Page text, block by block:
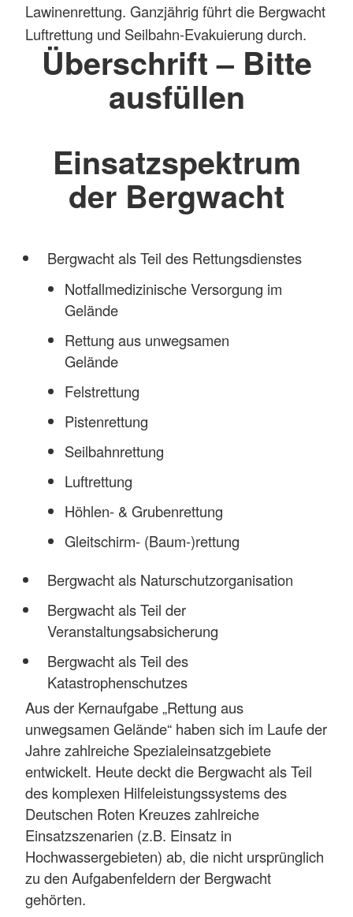
Lawinenrettung. Ganzjährig führt die Bergwacht
Luftrettung und Seilbahn-Evakuierung durch.
Überschrift – Bitte
ausfüllen
Einsatzspektrum
der Bergwacht
Bergwacht als Teil des Rettungsdienstes
Notfallmedizinische Versorgung im
Gelände
Rettung aus unwegsamen
Gelände
Felstrettung
Pistenrettung
Seilbahnrettung
Luftrettung
Höhlen- & Grubenrettung
Gleitschirm- (Baum-)rettung
Bergwacht als Naturschutzorganisation
Bergwacht als Teil der
Veranstaltungsabsicherung
Bergwacht als Teil des
Katastrophenschutzes
Aus der Kernaufgabe „Rettung aus
unwegsamen Gelände“ haben sich im Laufe der
Jahre zahlreiche Spezialeinsatzgebiete
entwickelt. Heute deckt die Bergwacht als Teil
des komplexen Hilfeleistungssystems des
Deutschen Roten Kreuzes zahlreiche
Einsatzszenarien (z.B. Einsatz in
Hochwassergebieten) ab, die nicht ursprünglich
zu den Aufgabenfeldern der Bergwacht
gehörten.